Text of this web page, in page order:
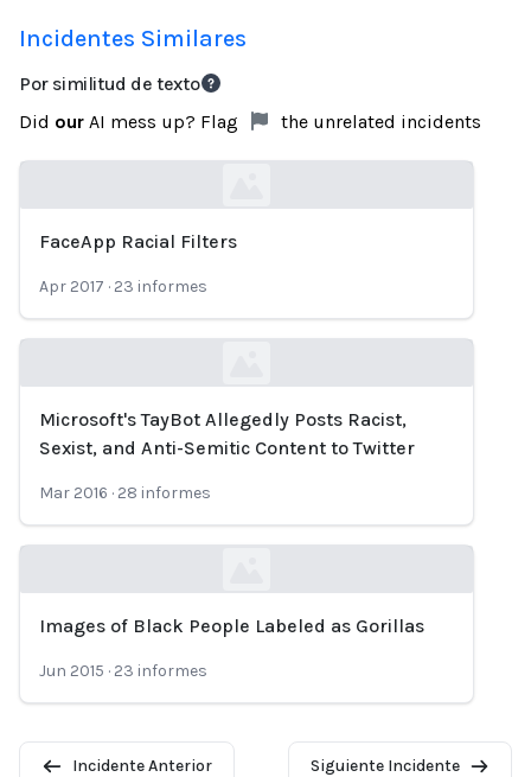
Incidentes Similares
Por similitud de texto
Did our AI mess up? Flag the unrelated incidents
Loading...
FaceApp Racial Filters
Apr 2017 · 23 informes
Loading...
Microsoft's TayBot Allegedly Posts Racist,
Sexist, and Anti-Semitic Content to Twitter
Mar 2016 · 28 informes
Loading...
Images of Black People Labeled as Gorillas
Jun 2015 · 23 informes
Incidente Anterior Siguiente Incidente